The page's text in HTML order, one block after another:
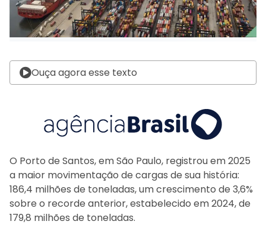
Ouça agora esse texto
O Porto de Santos, em São Paulo, registrou em 2025
a maior movimentação de cargas de sua história:
186,4 milhões de toneladas, um crescimento de 3,6%
sobre o recorde anterior, estabelecido em 2024, de
179,8 milhões de toneladas.